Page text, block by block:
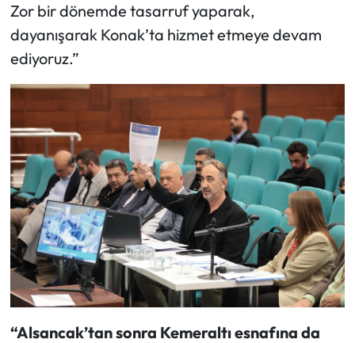
Zor bir dönemde tasarruf yaparak,
dayanışarak Konak’ta hizmet etmeye devam
ediyoruz.”
“Alsancak’tan sonra Kemeraltı esnafına da